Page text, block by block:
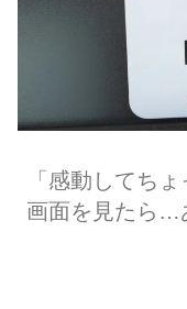
「感動してち
画面を見たら…